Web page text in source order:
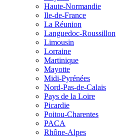
Haute-Normandie
Ile-de-France
La Réunion
Languedoc-Roussillon
Limousin
Lorraine
Martinique
Mayotte
Midi-Pyrénées
Nord-Pas-de-Calais
Pays de la Loire
Picardie
Poitou-Charentes
PACA
Rhône-Alpes